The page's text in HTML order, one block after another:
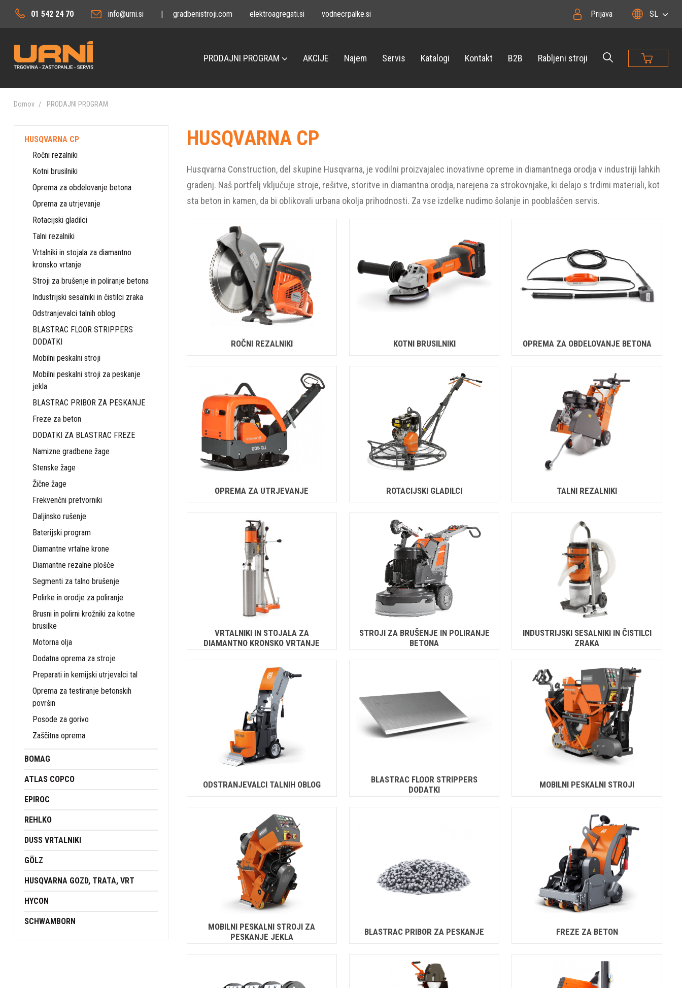
01 542 24 70 info@urni.si | gradbenistroji.com elektroagregati.si vodnecrpalke.si Prijava SL
PRODAJNI PROGRAM AKCIJE Najem Servis Katalogi Kontakt B2B Rabljeni stroji
Domov PRODAJNI PROGRAM
HUSQVARNA CP
Ročni rezalniki
Kotni brusilniki
Oprema za obdelovanje betona
Oprema za utrjevanje
Rotacijski gladilci
Talni rezalniki
Vrtalniki in stojala za diamantno
kronsko vrtanje
Stroji za brušenje in poliranje betona
Industrijski sesalniki in čistilci zraka
Odstranjevalci talnih oblog
BLASTRAC FLOOR STRIPPERS
DODATKI
Mobilni peskalni stroji
Mobilni peskalni stroji za peskanje
jekla
BLASTRAC PRIBOR ZA PESKANJE
Freze za beton
DODATKI ZA BLASTRAC FREZE
Namizne gradbene žage
Stenske žage
Žične žage
Frekvenčni pretvorniki
Daljinsko rušenje
Baterijski program
Diamantne vrtalne krone
Diamantne rezalne plošče
Segmenti za talno brušenje
Polirke in orodje za poliranje
Brusni in polirni krožniki za kotne
brusilke
Motorna olja
Dodatna oprema za stroje
Preparati in kemijski utrjevalci tal
Oprema za testiranje betonskih
površin
Posode za gorivo
Zaščitna oprema
BOMAG
ATLAS COPCO
EPIROC
REHLKO
DUSS VRTALNIKI
GÖLZ
HUSQVARNA GOZD, TRATA, VRT
HYCON
SCHWAMBORN
HUSQVARNA CP
Husqvarna Construction, del skupine Husqvarna, je vodilni proizvajalec inovativne opreme in diamantnega orodja v industriji lahkih
gradenj. Naš portfelj vključuje stroje, rešitve, storitve in diamantna orodja, narejena za strokovnjake, ki delajo s trdimi materiali, kot
sta beton in kamen, da bi oblikovali urbana okolja prihodnosti. Za vse izdelke nudimo šolanje in pooblaščen servis.
ROČNI REZALNIKI KOTNI BRUSILNIKI OPREMA ZA OBDELOVANJE BETONA
OPREMA ZA UTRJEVANJE ROTACIJSKI GLADILCI TALNI REZALNIKI
VRTALNIKI IN STOJALA ZA
DIAMANTNO KRONSKO VRTANJE
STROJI ZA BRUŠENJE IN POLIRANJE
BETONA
INDUSTRIJSKI SESALNIKI IN ČISTILCI
ZRAKA
ODSTRANJEVALCI TALNIH OBLOG
BLASTRAC FLOOR STRIPPERS
DODATKI
MOBILNI PESKALNI STROJI
MOBILNI PESKALNI STROJI ZA
PESKANJE JEKLA
BLASTRAC PRIBOR ZA PESKANJE FREZE ZA BETON